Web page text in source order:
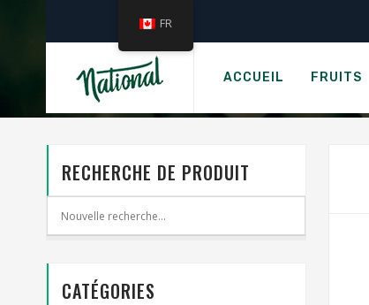
ACCUEIL FRUITS
RECHERCHE DE PRODUIT
CATÉGORIES
FR